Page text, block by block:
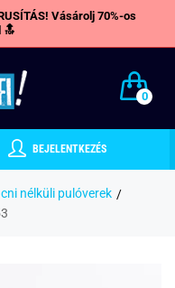
Vásárolj 70%-os
🔝
0
BEJELENTKEZÉS
nélküli pulóverek